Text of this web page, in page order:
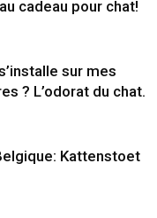
cadeau pour chat!
sur mes
? L’odorat du chat.
Kattenstoet